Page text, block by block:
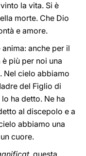
la vita. Si è
morte. Che Dio
e amore.
anche per il
più per noi una
Nel cielo abbiamo
del Figlio di
ha detto. Ne ha
al discepolo e a
abbiamo una
cuore.
, questa